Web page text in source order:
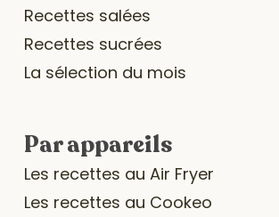
Recettes salées
Recettes sucrées
La sélection du mois
Par appareils
Les recettes au Air Fryer
Les recettes au Cookeo